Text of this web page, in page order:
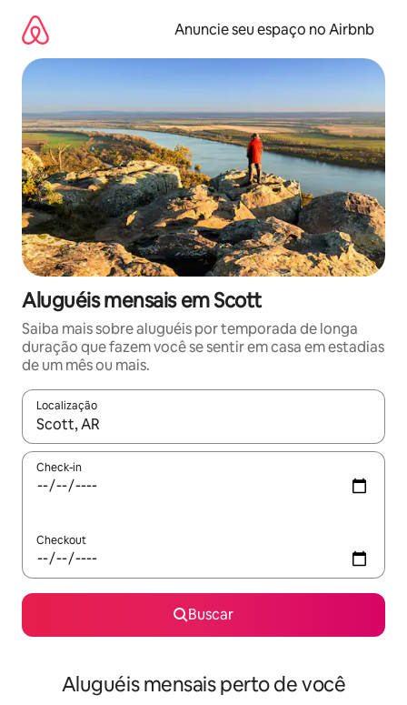
para
conteúdo
Anuncie seu espaço no Airbnb
Aluguéis mensais em Scott
Saiba mais sobre aluguéis por temporada de longa
duração que fazem você se sentir em casa em estadias
de um mês ou mais.
Localização
Quando os resultados estiverem disponíveis, explore-os
Check-in
Checkout
Buscar
Aluguéis mensais perto de você